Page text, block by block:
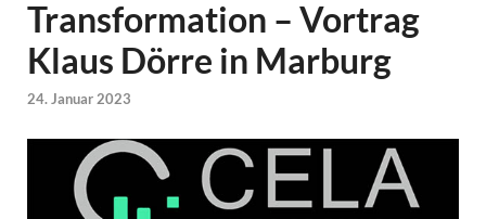
Transformation – Vortrag
Klaus Dörre in Marburg
24. Januar 2023